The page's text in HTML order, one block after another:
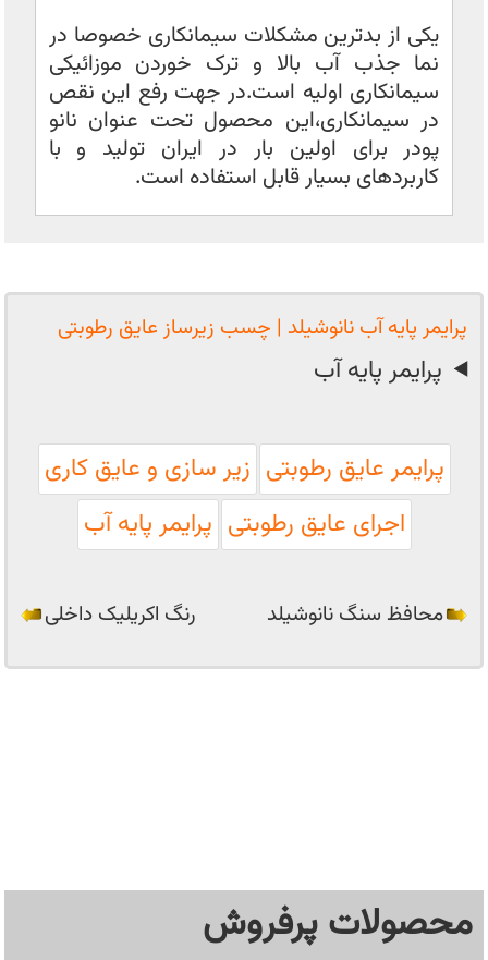
یکی از بدترین مشکلات سیمانکاری خصوصا در
نما جذب آب بالا و ترک خوردن موزائیکی
سیمانکاری اولیه است.در جهت رفع این نقص
در سیمانکاری،این محصول تحت عنوان نانو
پودر برای اولین بار در ایران تولید و با
کاربردهای بسیار قابل استفاده است.
پرایمر پایه آب نانوشیلد | چسب زیرساز عایق رطوبتی
پرایمر پایه آب
پرایمر عایق رطوبتی زیر سازی و عایق کاری
اجرای عایق رطوبتی پرایمر پایه آب
محافظ سنگ نانوشیلد رنگ اکریلیک داخلی
محصولات پرفروش